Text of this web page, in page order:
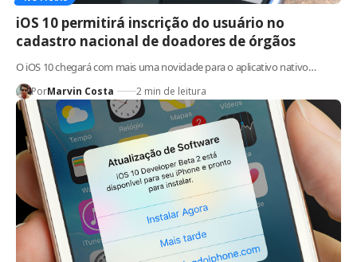
iOS 10 permitirá inscrição do usuário no
cadastro nacional de doadores de órgãos
O iOS 10 chegará com mais uma novidade para o aplicativo nativo…
PorMarvin Costa 2 min de leitura